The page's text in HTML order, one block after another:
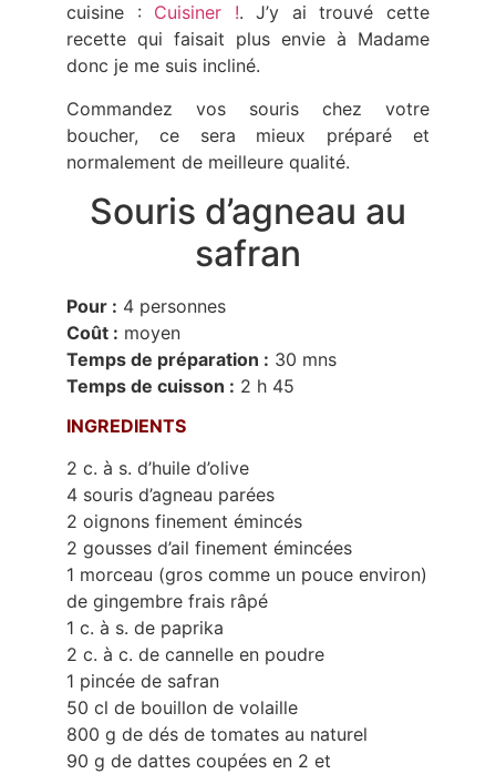
cuisine : Cuisiner !. J’y ai trouvé cette
recette qui faisait plus envie à Madame
donc je me suis incliné.
Commandez vos souris chez votre
boucher, ce sera mieux préparé et
normalement de meilleure qualité.
Souris d’agneau au
safran
Pour : 4 personnes
Coût : moyen
Temps de préparation : 30 mns
Temps de cuisson : 2 h 45
INGREDIENTS
2 c. à s. d’huile d’olive
4 souris d’agneau parées
2 oignons finement émincés
2 gousses d’ail finement émincées
1 morceau (gros comme un pouce environ)
de gingembre frais râpé
1 c. à s. de paprika
2 c. à c. de cannelle en poudre
1 pincée de safran
50 cl de bouillon de volaille
800 g de dés de tomates au naturel
90 g de dattes coupées en 2 et